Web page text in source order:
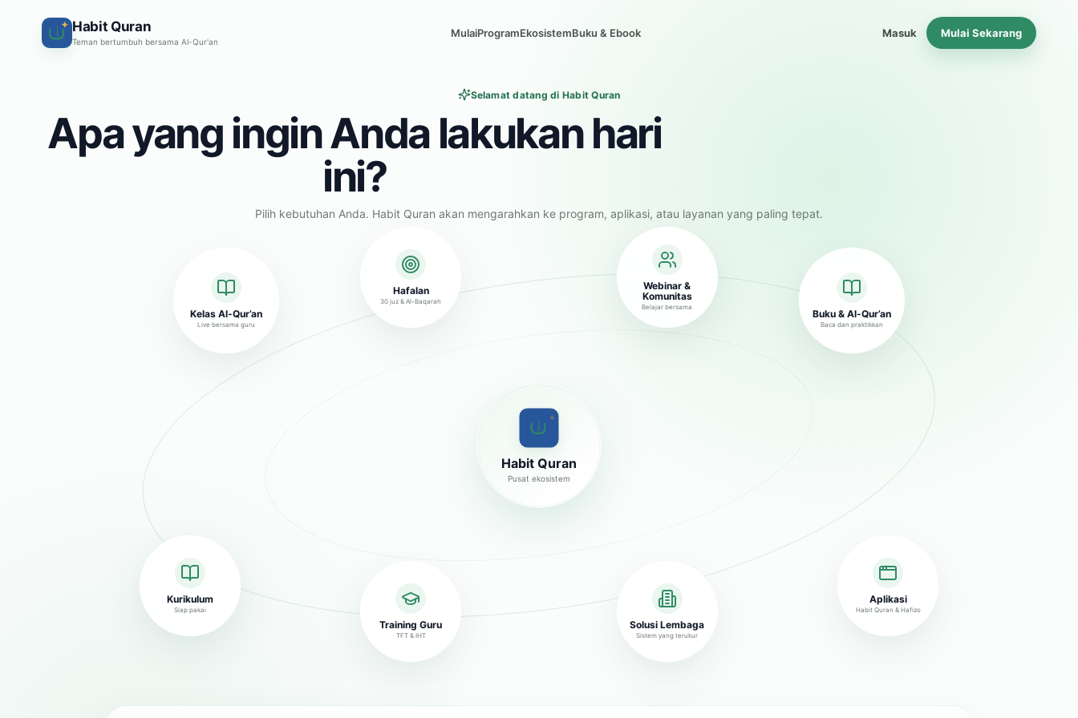
✦ Habit Quran
Teman bertumbuh bersama Al-Qur'an
MulaiProgramEkosistemBuku & Ebook Masuk Mulai Sekarang
Selamat datang di Habit Quran
Apa yang ingin Anda lakukan hari
ini?
Pilih kebutuhan Anda. Habit Quran akan mengarahkan ke program, aplikasi, atau layanan yang paling tepat.
✦
Habit Quran
Pusat ekosistem
Kelas Al-Qur’an
Live bersama guru
Hafalan
30 juz & Al-Baqarah
Buku & Al-Qur’an
Baca dan praktikkan
Training Guru
TFT & IHT
Solusi Lembaga
Sistem yang terukur
Kurikulum
Siap pakai
Aplikasi
Habit Quran & Hafizo
Webinar &
Komunitas
Belajar bersama